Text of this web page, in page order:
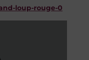
loup-rouge-0